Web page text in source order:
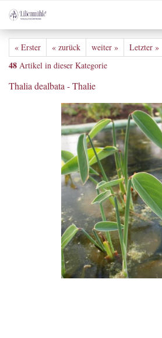
« Erster « zurück weiter » Letzter »
48 Artikel in dieser Kategorie
Thalia dealbata - Thalie